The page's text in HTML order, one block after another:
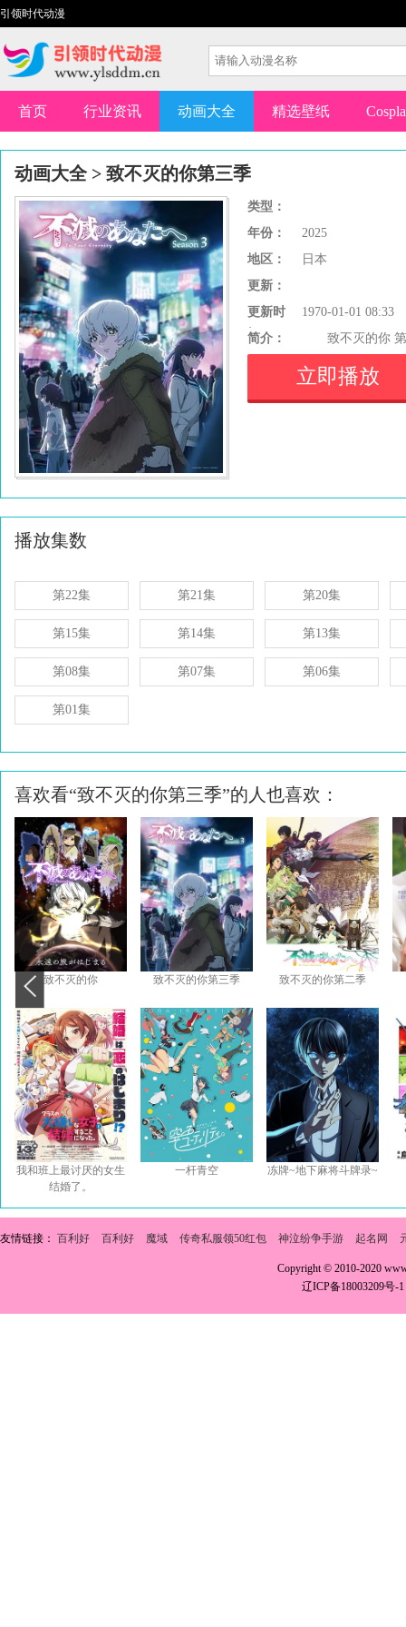
引领时代动漫
首页 行业资讯 动画大全 精选壁纸
动画大全> 致不灭的你第三季
类型：
年份：
2025
地区：
日本
更新：
更新时
间：
1970-01-01 08:33
简介：
致不灭的你 第
立即播放
播放集数
第22集 第21集 第20集
第15集 第14集 第13集
第08集 第07集 第06集
第01集
喜欢看“致不灭的你第三季”的人也喜欢：
致不灭的你 致不灭的你第三季 致不灭的你第二季
我和班上最讨厌的女生
结婚了。
一杆青空 冻牌~地下麻将斗牌录~
友情链接： 百利好 百利好 魔域 传奇私服领50红包 神泣纷争手游 起名网
Copyright © 2010-2020
辽ICP备18003209号-